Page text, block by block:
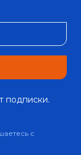
подписки.
с